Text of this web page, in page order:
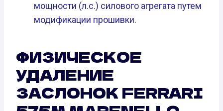
мощности (л.с.) силового агрегата путем
модификации прошивки.
ФИЗИЧЕСКОЕ
УДАЛЕНИЕ
ЗАСЛОНОК FERRARI